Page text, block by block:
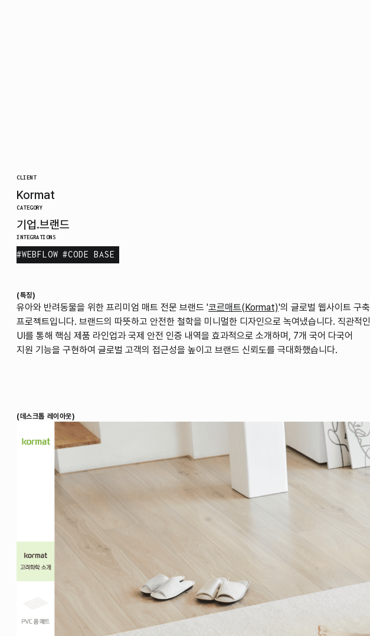
CLIENT
Kormat
CATEGORY
기업.브랜드
INTEGRATIONS
#WEBFLOW #CODE BASE
(특징)
유아와 반려동물을 위한 프리미엄 매트 전문 브랜드 '코르매트(Kormat)'의 글로벌 웹사이트 구축
프로젝트입니다. 브랜드의 따뜻하고 안전한 철학을 미니멀한 디자인으로 녹여냈습니다. 직관적인
UI를 통해 핵심 제품 라인업과 국제 안전 인증 내역을 효과적으로 소개하며, 7개 국어 다국어
지원 기능을 구현하여 글로벌 고객의 접근성을 높이고 브랜드 신뢰도를 극대화했습니다.
(데스크톱 레이아웃)